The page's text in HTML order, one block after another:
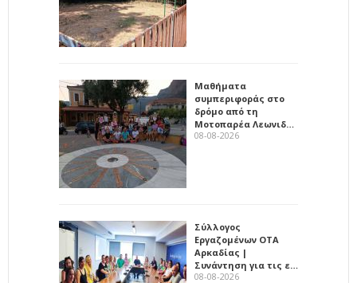
Μαθήματα
συμπεριφοράς στο
δρόμο από τη
Μοτοπαρέα Λεωνιδ…
08-08-2026
Σύλλογος
Εργαζομένων ΟΤΑ
Αρκαδίας |
Συνάντηση για τις ε…
08-08-2026